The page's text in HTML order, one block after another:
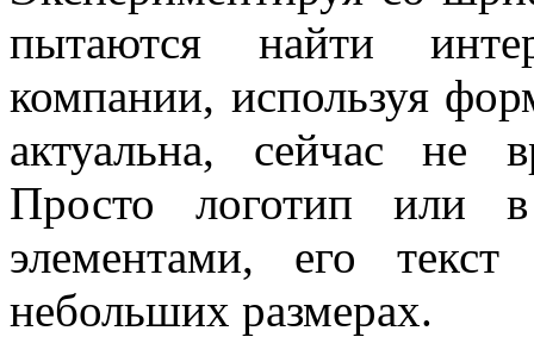
пытаются найти
компании, используя
актуальна, сейчас не
Просто лoготип или
элементами, его
небольших размерах.